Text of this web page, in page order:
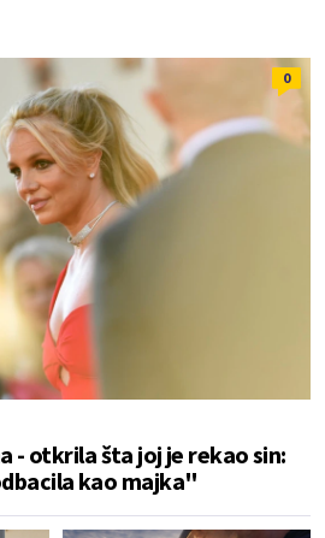
0
- otkrila šta joj je rekao sin:
kao majka"